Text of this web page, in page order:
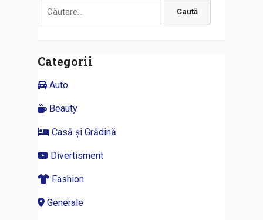
Caută
după:
Categorii
Auto
Beauty
Casă și Grădină
Divertisment
Fashion
Generale